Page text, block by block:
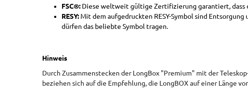
FSC®: Diese weltweit gültige Zertifizierung garantiert, dass
RESY: Mit dem aufgedruckten RESY-Symbol sind
dürfen das beliebte Symbol tragen.
Hinweis
Durch Zusammenstecken der LongBox "Premium" mit der
beziehen sich auf die Empfehlung, die LongBOX auf einer Länge